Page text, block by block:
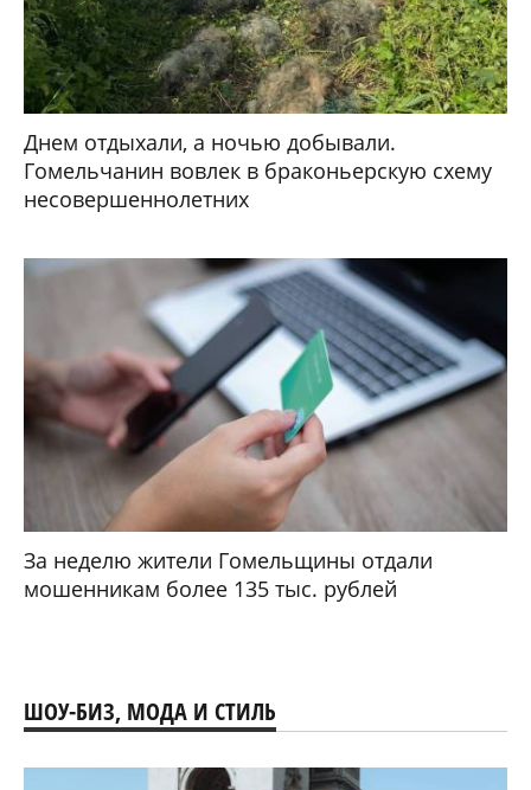
Днем отдыхали, а ночью добывали.
Гомельчанин вовлек в браконьерскую схему
несовершеннолетних
За неделю жители Гомельщины отдали
мошенникам более 135 тыс. рублей
ШОУ-БИЗ, МОДА И СТИЛЬ